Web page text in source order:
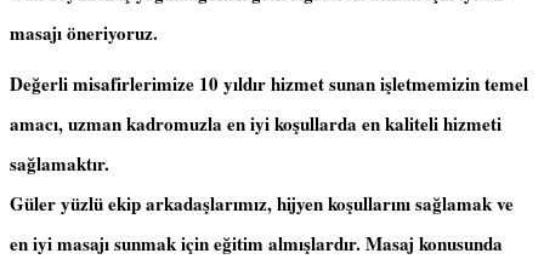
masajı öneriyoruz.
Değerli misafirlerimize 10 yıldır hizmet sunan işletmemizin temel
amacı, uzman kadromuzla en iyi koşullarda en kaliteli hizmeti
sağlamaktır.
Güler yüzlü ekip arkadaşlarımız, hijyen koşullarını sağlamak ve
en iyi masajı sunmak için eğitim almışlardır. Masaj konusunda